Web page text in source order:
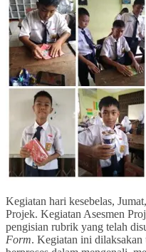
Kegiatan hari kesebelas,
Projek. Kegiatan Asesmen
pengisian rubrik yang telah
Form. Kegiatan ini dilaksakan